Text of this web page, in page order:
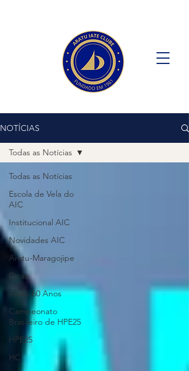
NOTÍCIAS
Todas as Notícias
Escola de Vela do
AIC
Institucional AIC
Novidades AIC
Aratu-Maragojipe
Dicas
Aratu 60 Anos
Campeonato
Brasileiro de HPE25
HPE25
HC
Todas as Notícias